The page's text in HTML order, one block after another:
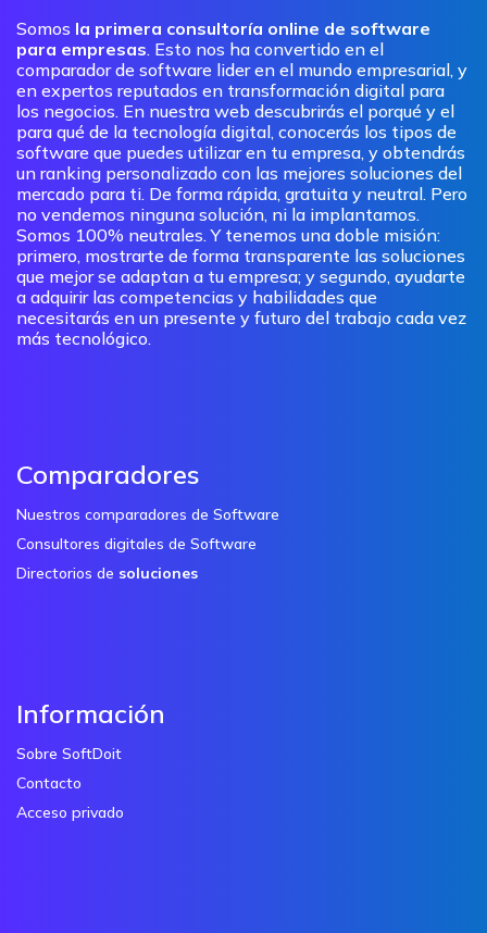
Somos la primera consultoría online de software
para empresas. Esto nos ha convertido en el
comparador de software lider en el mundo empresarial, y
en expertos reputados en transformación digital para
los negocios. En nuestra web descubrirás el porqué y el
para qué de la tecnología digital, conocerás los tipos de
software que puedes utilizar en tu empresa, y obtendrás
un ranking personalizado con las mejores soluciones del
mercado para ti. De forma rápida, gratuita y neutral. Pero
no vendemos ninguna solución, ni la implantamos.
Somos 100% neutrales. Y tenemos una doble misión:
primero, mostrarte de forma transparente las soluciones
que mejor se adaptan a tu empresa; y segundo, ayudarte
a adquirir las competencias y habilidades que
necesitarás en un presente y futuro del trabajo cada vez
más tecnológico.
Comparadores
Nuestros comparadores de Software
Consultores digitales de Software
Directorios de soluciones
Información
Sobre SoftDoit
Contacto
Acceso privado